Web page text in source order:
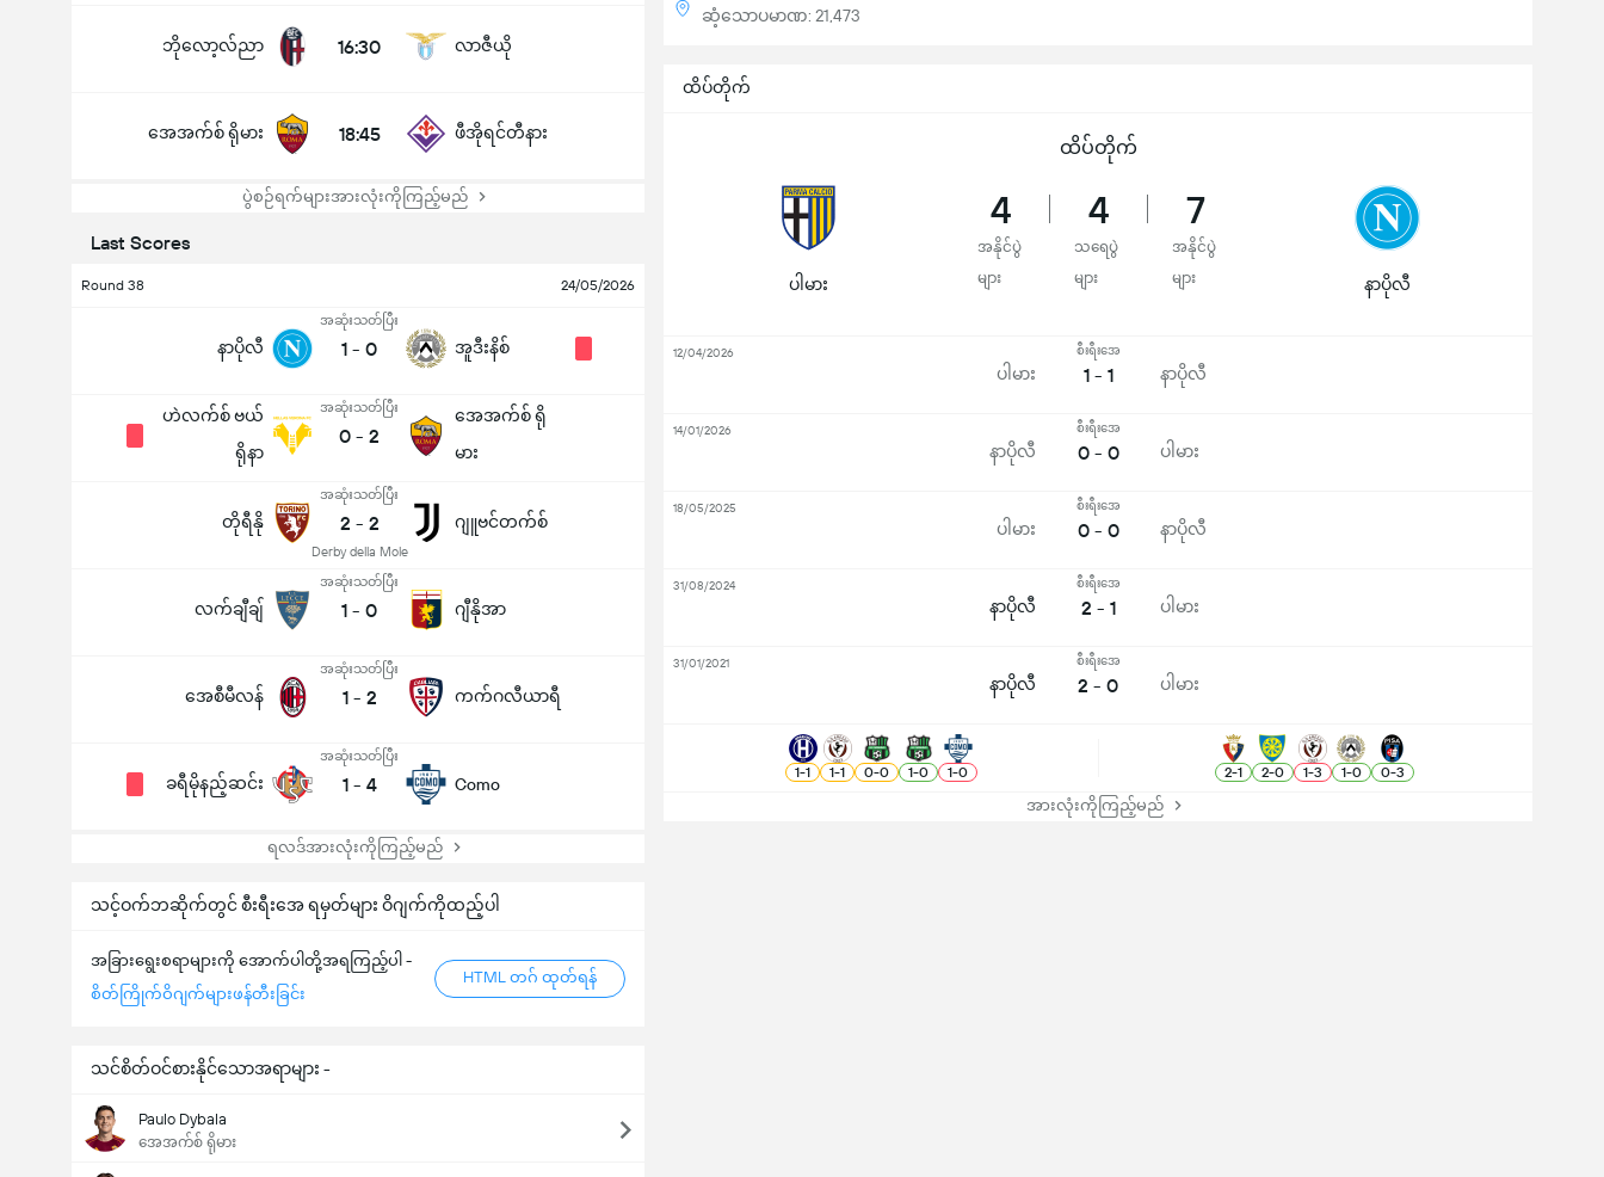
ဘိုလော့လ်ညာ 16:30 လာဇီယို
အေအက်စ် ရိုမား 18:45 ဖီအိုရင်တီနား
ပွဲစဉ်ရက်များအားလုံးကိုကြည့်မည်
Last Scores
Round 38 24/05/2026
နာပိုလီ
အဆုံးသတ်ပြီး
1 - 0 အူဒီးနိစ်
ဟဲလက်စ် ဗယ်
ရိုနာ
အဆုံးသတ်ပြီး
0 - 2
အေအက်စ် ရို
မား
တိုရီနို
အဆုံးသတ်ပြီး
2 - 2
Derby della Mole
ဂျူဗင်တက်စ်
လက်ချီချ်
အဆုံးသတ်ပြီး
1 - 0 ဂျီနိုအာ
အေစီမီလန်
အဆုံးသတ်ပြီး
1 - 2 ကက်ဂလီယာရီ
ခရီမိုနည့်ဆင်း
အဆုံးသတ်ပြီး
1 - 4 Como
ရလဒ်အားလုံးကိုကြည့်မည်
သင့်ဝက်ဘဆိုက်တွင် စီးရီးအေ ရမှတ်များ ဝိဂျက်ကိုထည့်ပါ
အခြားရွေးစရာများကို အောက်ပါတို့အရကြည့်ပါ -
စိတ်ကြိုက်ဝိဂျက်များဖန်တီးခြင်း
HTML တဂ် ထုတ်ရန်
သင်စိတ်ဝင်စားနိုင်သောအရာများ -
Paulo Dybala
အေအက်စ် ရိုမား
ဆံ့သောပမာဏ: 21,473
ထိပ်တိုက်
ထိပ်တိုက်
ပါမား
4
အနိုင်ပွဲ
များ
4
သရေပွဲ
များ
7
အနိုင်ပွဲ
များ
နာပိုလီ
ပါမား
စီးရီးအေ
1 - 1 နာပိုလီ
12/04/2026
နာပိုလီ
စီးရီးအေ
0 - 0 ပါမား
14/01/2026
ပါမား
စီးရီးအေ
0 - 0 နာပိုလီ
18/05/2025
နာပိုလီ
စီးရီးအေ
2 - 1 ပါမား
31/08/2024
နာပိုလီ
စီးရီးအေ
2 - 0 ပါမား
31/01/2021
1-1 1-1 0-0 1-0 1-0 2-1 2-0 1-3 1-0 0-3
အားလုံးကိုကြည့်မည်